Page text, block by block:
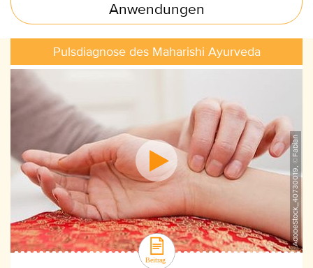
Anwendungen
Pulsdiagnose des Maharishi Ayurveda
AdobeStock_40730019, ©Fabian